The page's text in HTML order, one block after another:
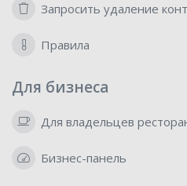
Запросить удаление
Правила
Для бизнеса
Для владельцев
Бизнес-панель